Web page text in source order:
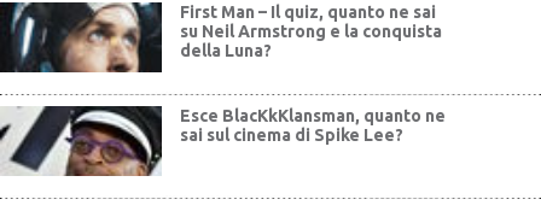
First Man – Il quiz, quanto ne sai
su Neil Armstrong e la conquista
della Luna?
Esce BlacKkKlansman, quanto ne
sai sul cinema di Spike Lee?